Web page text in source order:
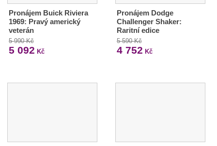
Pronájem Buick Riviera
1969: Pravý americký
veterán
5 990 Kč
5 092 Kč
Pronájem Dodge
Challenger Shaker:
Raritní edice
5 590 Kč
4 752 Kč